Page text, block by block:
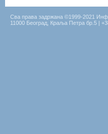
Сва права задржана ©1999-2021
11000 Београд, Краља Петра бр.5 |